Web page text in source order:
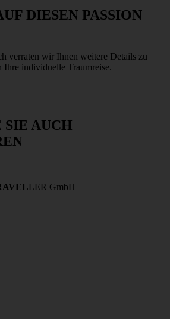
DIESEN PASSION
verraten wir Ihnen weitere Details zu
Ihre individuelle Traumreise.
SIE AUCH
LER GmbH